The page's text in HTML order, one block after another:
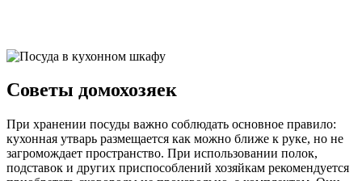
Советы домохозяек
При хранении посуды важно соблюдать основное правило:
кухонная утварь размещается как можно ближе к руке, но не
загромождает пространство. При использовании полок,
подставок и других приспособлений хозяйкам рекомендуется